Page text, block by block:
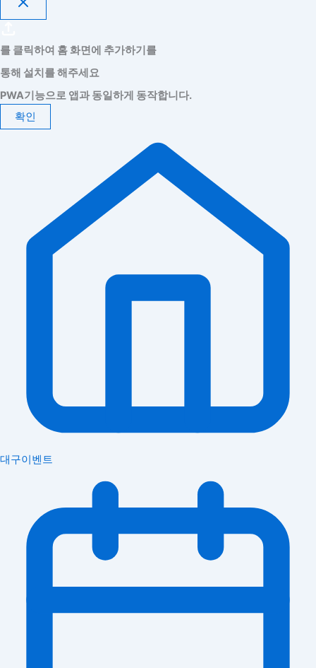
를 클릭하여 홈 화면에 추가하기를
통해 설치를 해주세요
PWA기능으로 앱과 동일하게 동작합니다.
확인
대구이벤트